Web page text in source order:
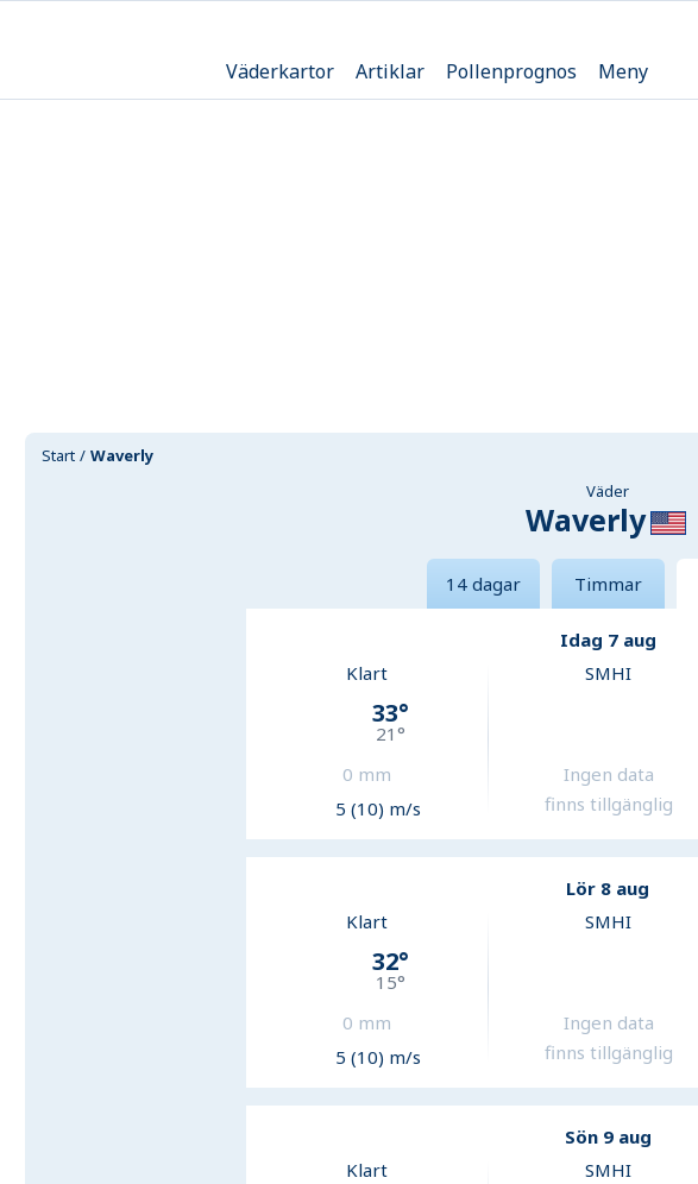
Väderkartor Artiklar Pollenprognos Meny
Start Waverly
Väder
Waverly
14 dagar Timmar
Idag 7 aug
Klart
33°
21 °
0 mm
5 (10) m/s
SMHI
Ingen data
finns tillgänglig
Lör 8 aug
Klart
32°
15°
0 mm
5 (10) m/s
SMHI
Ingen data
finns tillgänglig
Sön 9 aug
Klart
SMHI